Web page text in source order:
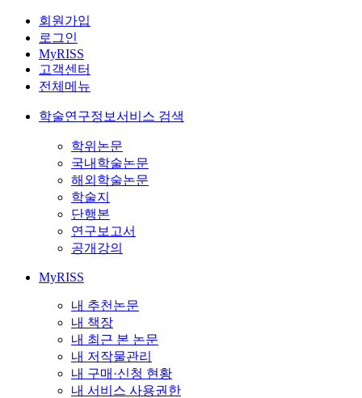
회원가입
로그인
MyRISS
고객센터
전체메뉴
학술연구정보서비스 검색
학위논문
국내학술논문
해외학술논문
학술지
단행본
연구보고서
공개강의
MyRISS
내 추천논문
내 책장
내 최근 본 논문
내 저작물관리
내 구매·신청 현황
내 서비스 사용권한